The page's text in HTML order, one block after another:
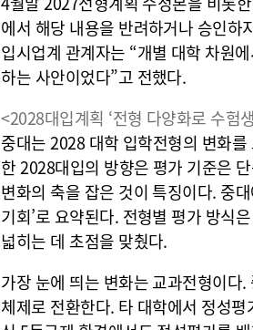
에서 해당 내용을 반려하거나 승인하
입시업계 관계자는 “개별 대학 차원
하는 사안이었다”고 전했다.
<2028대입계획 ‘전형 다양화로 수험
중대는 2028 대학 입학전형의 변화
한 2028대입의 방향은 평가 기준은
변화의 축을 잡은 것이 특징이다. 중
기회’로 요약된다. 전형별 평가 방식
넓히는 데 초점을 맞췄다.
가장 눈에 띄는 변화는 교과전형이
체제로 전환한다. 타 대학에서 정성